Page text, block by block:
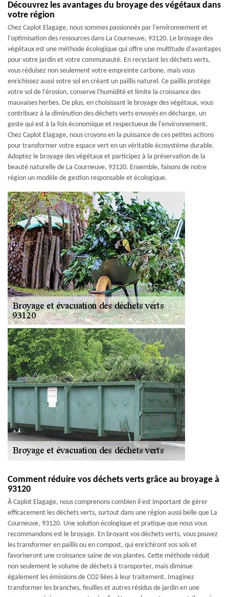
Découvrez les avantages du broyage des végétaux dans
votre région
Chez Caplot Elagage, nous sommes passionnés par l'environnement et
l'optimisation des ressources dans La Courneuve, 93120. Le broyage des
végétaux est une méthode écologique qui offre une multitude d'avantages
pour votre jardin et votre communauté. En recyclant les déchets verts,
vous réduisez non seulement votre empreinte carbone, mais vous
enrichissez aussi votre sol en créant un paillis naturel. Ce paillis protège
votre sol de l'érosion, conserve l'humidité et limite la croissance des
mauvaises herbes. De plus, en choisissant le broyage des végétaux, vous
contribuez à la diminution des déchets verts envoyés en décharge, un
geste qui est à la fois économique et respectueux de l'environnement.
Chez Caplot Elagage, nous croyons en la puissance de ces petites actions
pour transformer votre espace vert en un véritable écosystème durable.
Adoptez le broyage des végétaux et participez à la préservation de la
beauté naturelle de La Courneuve, 93120. Ensemble, faisons de notre
région un modèle de gestion responsable et écologique.
Comment réduire vos déchets verts grâce au broyage à
93120
À Caplot Elagage, nous comprenons combien il est important de gérer
efficacement les déchets verts, surtout dans une région aussi belle que La
Courneuve, 93120. Une solution écologique et pratique que nous vous
recommandons est le broyage. En broyant vos déchets verts, vous pouvez
les transformer en paillis ou en compost, qui enrichiront vos sols et
favoriseront une croissance saine de vos plantes. Cette méthode réduit
non seulement le volume de déchets à transporter, mais diminue
également les émissions de CO2 liées à leur traitement. Imaginez
transformer les branches, feuilles et autres résidus de jardin en une